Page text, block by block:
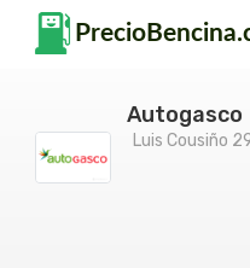
Autogasco
Luis Cousiño